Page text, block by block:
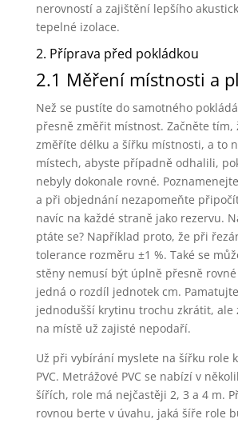
nerovností a zajištění lepšího
tepelné izolace.
2. Příprava před pokládkou
2.1 Měření místnosti a
Než se pustíte do samotného
přesně změřit místnost. Začněte tím,
změříte délku a šířku místnosti, a to
místech, abyste případně odhalili,
nebyly dokonale rovné.
a při objednání nezapomeňte
navíc na každé straně jako rezervu.
ptáte se? Například proto, že při
tolerance rozměru ±1 %. Také se
stěny nemusí být úplně přesně rovné
jedná o rozdíl jednotek cm.
jednodušší krytinu trochu zkrátit, ale
na místě už zajisté nepodaří.
Už při vybírání myslete na šířku role
PVC. Metrážové PVC se nabízí v
šířích, role má nejčastěji 2, 3 a 4 m.
rovnou berte v úvahu, jaká šíře role